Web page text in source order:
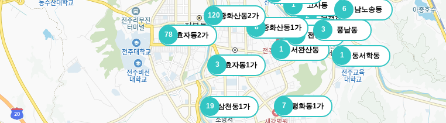
2 경원동
1 고사동 6 남노송동
4 다가동
1 동서학동
19 삼천동1가
1 서완산동
전동3가
8 중화산동1가
120중화산동2가
7 평화동1가
3 풍남동
3 효자동1가
78 효자동2가